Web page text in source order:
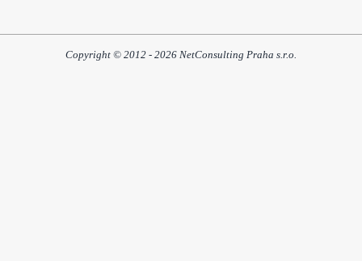
Copyright © 2012 - 2026 NetConsulting Praha s.r.o.